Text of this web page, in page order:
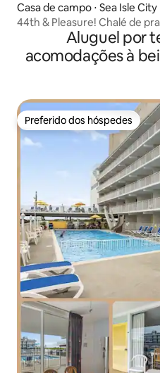
Casa de campo ⋅ Sea Isle City
44th & Pleasure! Chalé de
privilegiada!Aluguel por
acomodações à
Preferido dos hóspedes
Preferido dos hóspedes